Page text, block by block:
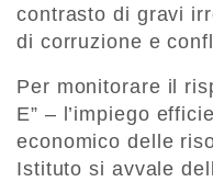
contrasto di gravi
di corruzione e
Per monitorare il
E” – l’impiego
economico delle
Istituto si avvale